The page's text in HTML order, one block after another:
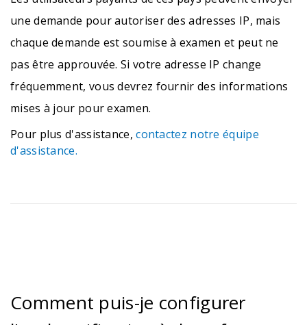
une demande pour autoriser des adresses IP, mais
chaque demande est soumise à examen et peut ne
pas être approuvée. Si votre adresse IP change
fréquemment, vous devrez fournir des informations
mises à jour pour examen.
Pour plus d'assistance,contactez notre équipe
d'assistance.
Comment puis-je configurer